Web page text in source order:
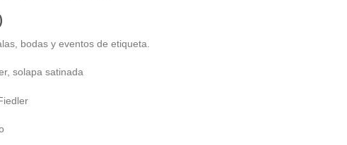
bodas y eventos de etiqueta.
solapa satinada